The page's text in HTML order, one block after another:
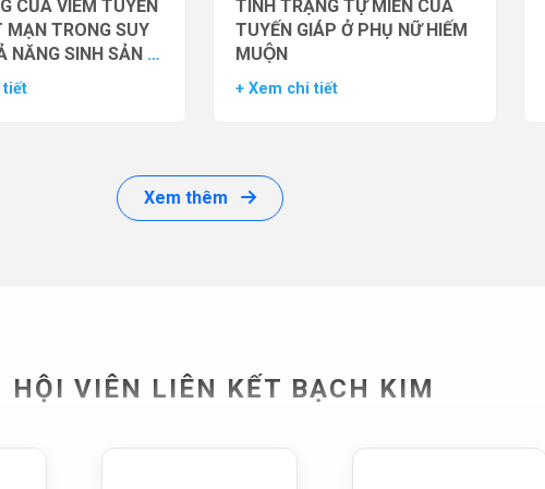
CỦA VIÊM TUYẾN
MẠN TRONG SUY
NĂNG SINH SẢN Ở
tiết
TÌNH TRẠNG TỰ MIỄN CỦA
TUYẾN GIÁP Ở PHỤ NỮ HIẾM
MUỘN
+ Xem chi tiết
Xem thêm
HỘI VIÊN LIÊN KẾT BẠCH KIM